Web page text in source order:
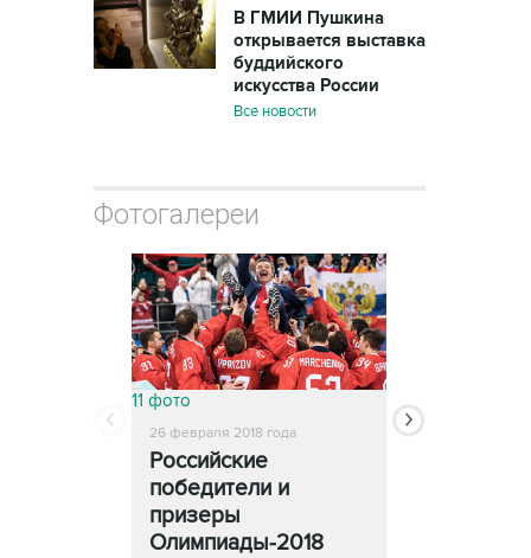
В ГМИИ Пушкина
открывается выставка
буддийского
искусства России
Все новости
Фотогалереи
11 фото
26 февраля 2018 года
Российские
победители и
призеры
Олимпиады-2018
13 фото
25 февраля 2018